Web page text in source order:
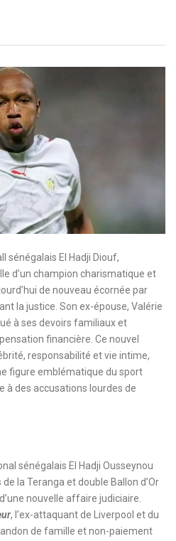
sénégalais El Hadji Diouf,
d’un champion charismatique et
de nouveau écornée par
la justice. Son ex-épouse, Valérie
à ses devoirs familiaux et
financière. Ce nouvel
responsabilité et vie intime,
figure emblématique du sport
des accusations lourdes de
sénégalais El Hadji Ousseynou
la Teranga et double Ballon d’Or
nouvelle affaire judiciaire.
, l’ex-attaquant de Liverpool et du
de famille et non-paiement